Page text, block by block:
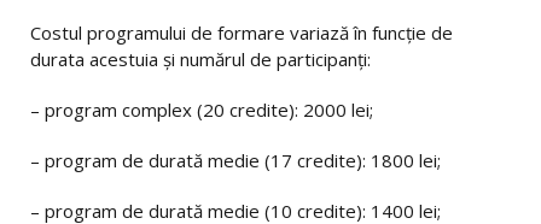
Costul programului de formare variază în funcție de
durata acestuia și numărul de participanți:
– program complex (20 credite): 2000 lei;
– program de durată medie (17 credite): 1800 lei;
– program de durată medie (10 credite): 1400 lei;